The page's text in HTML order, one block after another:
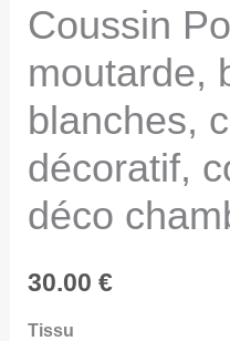
Coussin
moutarde,
blanches,
décoratif,
déco
30.00€
Tissu